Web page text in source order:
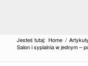
Jesteś tutaj: Home /
Salon i sypialnia w jednym –